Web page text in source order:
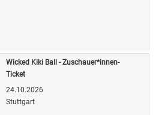
Wicked Kiki Ball - Zuschauer*innen-
Ticket
24.10.2026
Stuttgart